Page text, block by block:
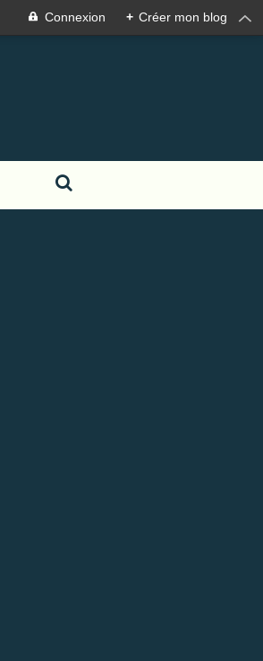
Connexion + Créer mon blog